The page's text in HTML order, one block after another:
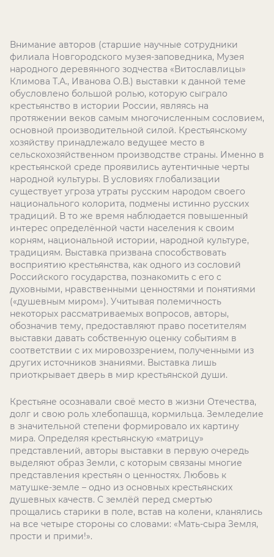
Внимание авторов (старшие научные сотрудники
филиала Новгородского музея-заповедника, Музея
народного деревянного зодчества «Витославлицы»
Климова Т.А., Иванова О.В.) выставки к данной теме
обусловлено большой ролью, которую сыграло
крестьянство в истории России, являясь на
протяжении веков самым многочисленным сословием,
основной производительной силой. Крестьянскому
хозяйству принадлежало ведущее место в
сельскохозяйственном производстве страны. Именно в
крестьянской среде проявились аутентичные черты
народной культуры. В условиях глобализации
существует угроза утраты русским народом своего
национального колорита, подмены истинно русских
традиций. В то же время наблюдается повышенный
интерес определённой части населения к своим
корням, национальной истории, народной культуре,
традициям. Выставка призвана способствовать
восприятию крестьянства, как одного из сословий
Российского государства, познакомить с его c
духовными, нравственными ценностями и понятиями
(«душевным миром»). Учитывая полемичность
некоторых рассматриваемых вопросов, авторы,
обозначив тему, предоставляют право посетителям
выставки давать собственную оценку событиям в
соответствии с их мировоззрением, полученными из
других источников знаниями. Выставка лишь
приоткрывает дверь в мир крестьянской души.
Крестьяне осознавали своё место в жизни Отечества,
долг и свою роль хлебопашца, кормильца. Земледелие
в значительной степени формировало их картину
мира. Определяя крестьянскую «матрицу»
представлений, авторы выставки в первую очередь
выделяют образ Земли, с которым связаны многие
представления крестьян о ценностях. Любовь к
матушке-земле – одно из основных крестьянских
душевных качеств. С землёй перед смертью
прощались старики в поле, встав на колени, кланялись
на все четыре стороны со словами: «Мать-сыра Земля,
прости и прими!».